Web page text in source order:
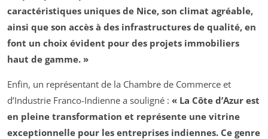
caractéristiques uniques de Nice, son climat agréable,
ainsi que son accès à des infrastructures de qualité, en
font un choix évident pour des projets immobiliers
haut de gamme. »
Enfin, un représentant de la Chambre de Commerce et
d’Industrie Franco-Indienne a souligné : « La Côte d’Azur est
en pleine transformation et représente une vitrine
exceptionnelle pour les entreprises indiennes. Ce genre